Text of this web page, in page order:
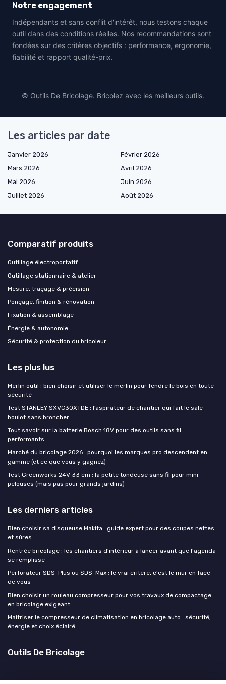
Notre engagement
Indépendants et sans conflit d'intérêt, nous testons chaque
outil dans des conditions réelles. Nos recommandations sont
fondées sur des critères objectifs : performance, ergonomie,
fiabilité et rapport qualité-prix.
© Outils De Bricolage. Bricolez avec les meilleurs outils.
Les articles par date
Janvier 2026
Février 2026
Mars 2026
Avril 2026
Mai 2026
Juin 2026
Juillet 2026
Août 2026
Comparatif produits
Outillage électroportatif
Outillage stationnaire & atelier
Mesure, traçage & précision
Ponçage, finition & rénovation
Fixation & assemblage
Énergie & autonomie
Sécurité & protection du bricoleur
Les plus lus
Merlin outil : bien choisir et utiliser le merlin pour fendre le bois en toute
sécurité
Test STANLEY SXVC30XTDE : l’aspirateur de chantier qui fait le sale
boulot sans broncher
Tout savoir sur la batterie Bosch 18V pour des outils sans fil
performants
Marché du bricolage 2026 : pourquoi les marques pro descendent en
gamme (et ce que vous y gagnez)
Test Greenworks 24V 33 cm : la petite tondeuse sans fil pour mini
pelouses (mais pas pour grands jardins)
Les derniers articles
Bien choisir sa disqueuse Makita : guide expert pour des coupes nettes
et sûres
Rentrée bricolage : les chantiers d'intérieur à lancer avant que l'agenda
se remplisse
Perforateur SDS-Plus ou SDS-Max : le vrai critère, c'est le mur en face
de vous
Bien choisir un rouleau compresseur pour vos travaux de compactage
en bricolage exigeant
Maîtriser le compresseur de climatisation en bricolage auto : sécurité,
énergie et choix éclairé
Outils De Bricolage